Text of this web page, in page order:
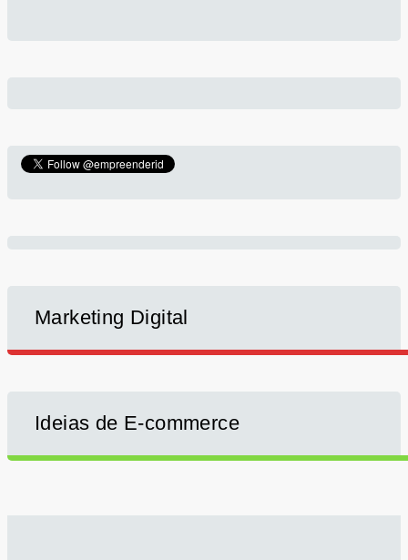
Marketing Digital
Ideias de E-commerce